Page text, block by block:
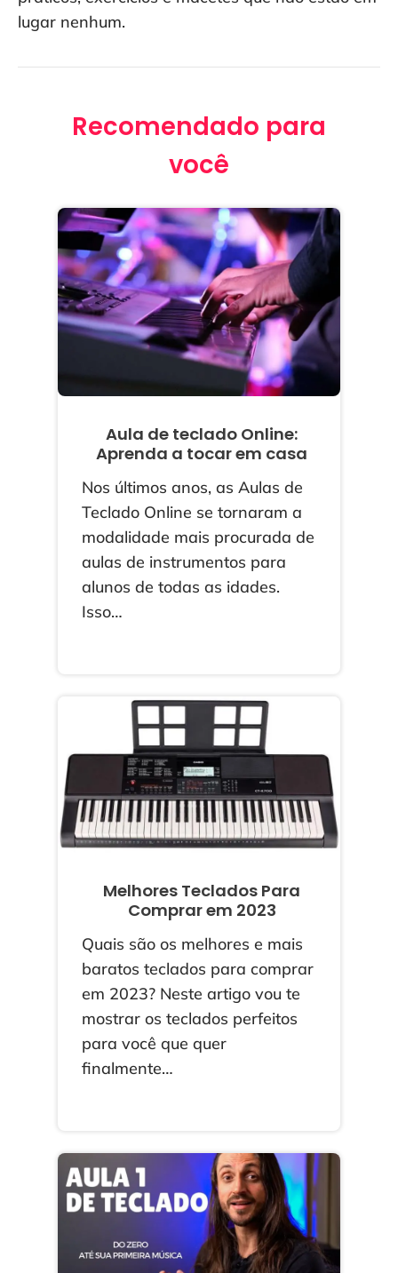
lugar nenhum.
Recomendado para
você
Aula de teclado Online:
Aprenda a tocar em casa
Nos últimos anos, as Aulas de
Teclado Online se tornaram a
modalidade mais procurada de
aulas de instrumentos para
alunos de todas as idades.
Isso…
Melhores Teclados Para
Comprar em 2023
Quais são os melhores e mais
baratos teclados para comprar
em 2023? Neste artigo vou te
mostrar os teclados perfeitos
para você que quer
finalmente…